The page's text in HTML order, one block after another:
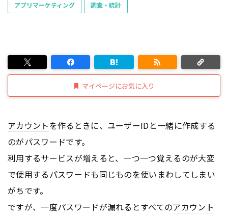
アプリマーケティング 調査・統計
マイページにお気に入り
アカウントを作るときに、ユーザーIDと一緒に作成する
のがパスワードです。
利用するサービスが増えると、一つ一つ覚えるのが大変
で使用するパスワードも同じものを使いまわしてしまい
がちです。
ですが、一度パスワードが漏れるとすべてのアカウント